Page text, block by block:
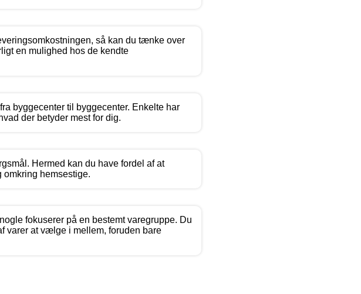
så kan du tænke over
en mulighed hos de kendte
byggecenter til byggecenter. Enkelte har
der betyder mest for dig.
Hermed kan du have fordel af at
omkring hemsestige.
fokuserer på en bestemt varegruppe. Du
varer at vælge i mellem, foruden bare